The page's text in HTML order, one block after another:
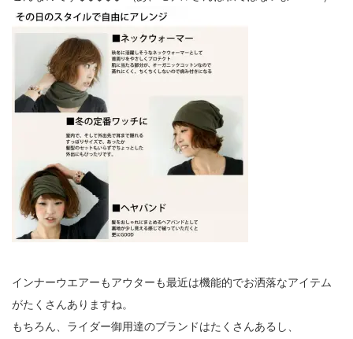
インナーウエアーもアウターも最近は機能的でお洒落なアイテム
がたくさんありますね。
もちろん、ライダー御用達のブランドはたくさんあるし、